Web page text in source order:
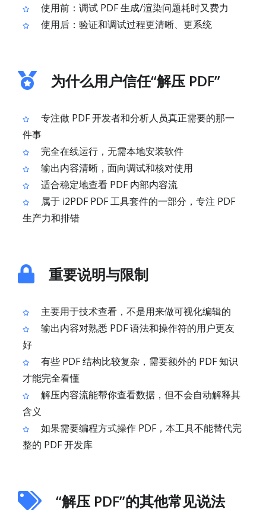
使用前：调试 PDF 生成/渲染问题耗时又费力
使用后：验证和调试过程更清晰、更系统
为什么用户信任“解压 PDF”
专注做 PDF 开发者和分析人员真正需要的那一
件事
完全在线运行，无需本地安装软件
输出内容清晰，面向调试和核对使用
适合稳定地查看 PDF 内部内容流
属于 i2PDF PDF 工具套件的一部分，专注 PDF
生产力和排错
重要说明与限制
主要用于技术查看，不是用来做可视化编辑的
输出内容对熟悉 PDF 语法和操作符的用户更友
好
有些 PDF 结构比较复杂，需要额外的 PDF 知识
才能完全看懂
解压内容流能帮你查看数据，但不会自动解释其
含义
如果需要编程方式操作 PDF，本工具不能替代完
整的 PDF 开发库
“解压 PDF”的其他常见说法